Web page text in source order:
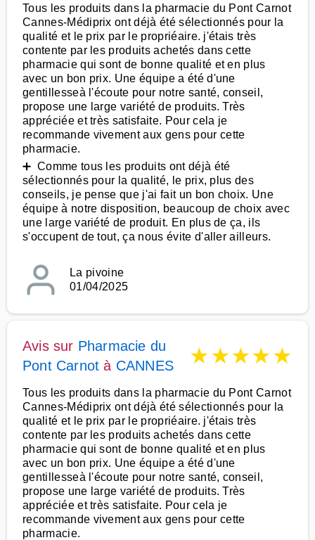
Tous les produits dans la pharmacie du Pont Carnot
Cannes-Médiprix ont déjà été sélectionnés pour la
qualité et le prix par le propriéaire. j'étais très
contente par les produits achetés dans cette
pharmacie qui sont de bonne qualité et en plus
avec un bon prix. Une équipe a été d'une
gentillesseà l'écoute pour notre santé, conseil,
propose une large variété de produits. Très
appréciée et très satisfaite. Pour cela je
recommande vivement aux gens pour cette
pharmacie.
➕ Comme tous les produits ont déjà été
sélectionnés pour la qualité, le prix, plus des
conseils, je pense que j'ai fait un bon choix. Une
équipe à notre disposition, beaucoup de choix avec
une large variété de produit. En plus de ça, ils
s'occupent de tout, ça nous évite d'aller ailleurs.
La pivoine
01/04/2025
Avis sur Pharmacie du
Pont Carnot à CANNES ★★★★★
Tous les produits dans la pharmacie du Pont Carnot
Cannes-Médiprix ont déjà été sélectionnés pour la
qualité et le prix par le propriéaire. j'étais très
contente par les produits achetés dans cette
pharmacie qui sont de bonne qualité et en plus
avec un bon prix. Une équipe a été d'une
gentillesseà l'écoute pour notre santé, conseil,
propose une large variété de produits. Très
appréciée et très satisfaite. Pour cela je
recommande vivement aux gens pour cette
pharmacie.